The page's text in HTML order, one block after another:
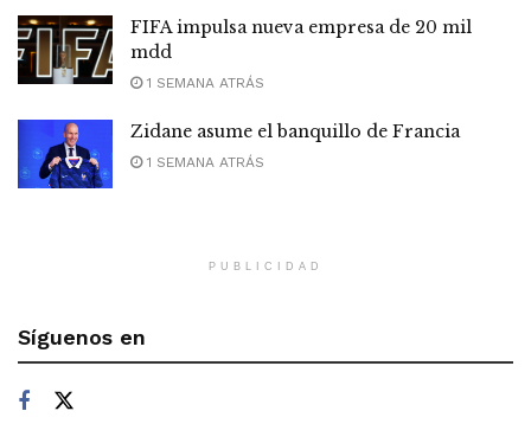
FIFA impulsa nueva empresa de 20 mil
mdd
1 SEMANA ATRÁS
Zidane asume el banquillo de Francia
1 SEMANA ATRÁS
PUBLICIDAD
Síguenos en